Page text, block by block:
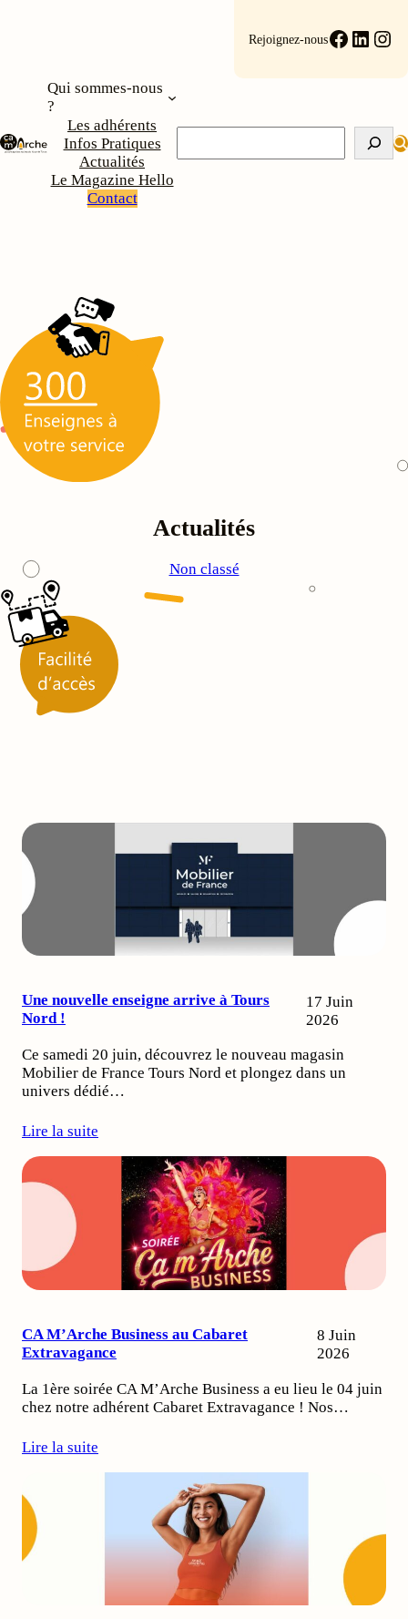
Rejoignez-nous
Qui sommes-nous
?
Les adhérents
Infos Pratiques
Actualités
Le Magazine Hello
Contact
Actualités
Non classé
Une nouvelle enseigne arrive à Tours
Nord !
17 Juin
2026
Ce samedi 20 juin, découvrez le nouveau magasin
Mobilier de France Tours Nord et plongez dans un
univers dédié…
Lire la suite
CA M’Arche Business au Cabaret
Extravagance
8 Juin
2026
La 1ère soirée CA M’Arche Business a eu lieu le 04 juin
chez notre adhérent Cabaret Extravagance ! Nos…
Lire la suite